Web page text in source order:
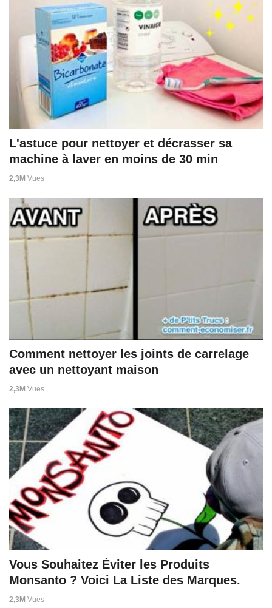
L'astuce pour nettoyer et décrasser sa
machine à laver en moins de 30 min
2,3M Vues
Comment nettoyer les joints de carrelage
avec un nettoyant maison
2,3M Vues
Vous Souhaitez Éviter les Produits
Monsanto ? Voici La Liste des Marques.
2,3M Vues